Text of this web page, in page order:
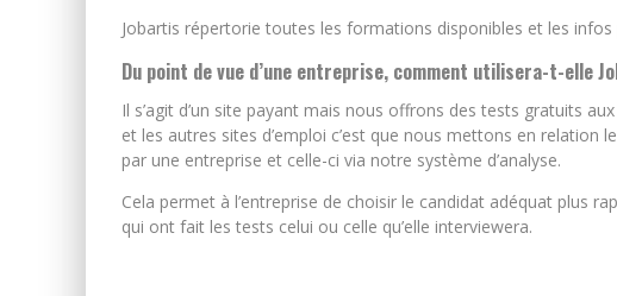
Jobartis répertorie toutes les formations disponibles et les
Du point de vue d’une entreprise, comment utilisera-t-elle
Il s’agit d’un site payant mais nous offrons des tests gratuits
et les autres sites d’emploi c’est que nous mettons en relation
par une entreprise et celle-ci via notre système d’analyse.
Cela permet à l’entreprise de choisir le candidat adéquat plus
qui ont fait les tests celui ou celle qu’elle interviewera.